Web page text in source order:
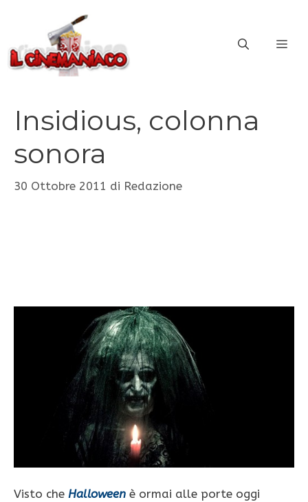
contenuto
Insidious, colonna
sonora
30 Ottobre 2011 di Redazione
Visto che Halloween è ormai alle porte oggi